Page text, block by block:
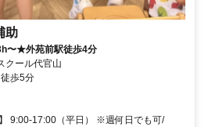
助
〜★外苑前駅徒歩4分
クール代官山
歩5分
9:00-17:00（平日） ※週何日でも可/